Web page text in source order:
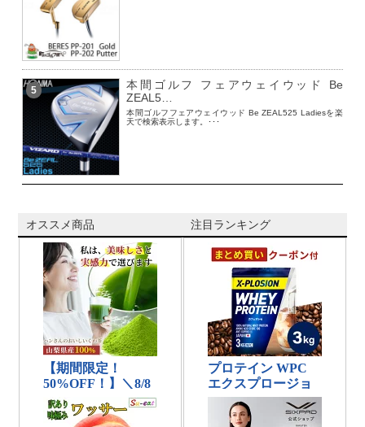
5
本間ゴルフ フェアウェイウッド Be
ZEAL5…
本間ゴルフフェアウェイウッド Be ZEAL525 Ladiesを楽
天で検索表示します。･･･
オススメ商品 注目ランキング